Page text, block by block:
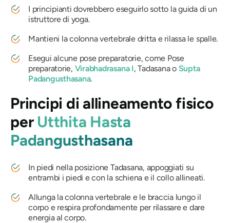
I principianti dovrebbero eseguirlo sotto la guida di un
istruttore di yoga.
Mantieni la colonna vertebrale dritta e rilassa le spalle.
Esegui alcune pose preparatorie, come Pose
preparatorie, Virabhadrasana I, Tadasana o Supta
Padangusthasana.
Principi di allineamento fisico
per Utthita Hasta
Padangusthasana
In piedi nella posizione Tadasana, appoggiati su
entrambi i piedi e con la schiena e il collo allineati.
Allunga la colonna vertebrale e le braccia lungo il
corpo e respira profondamente per rilassare e dare
energia al corpo.